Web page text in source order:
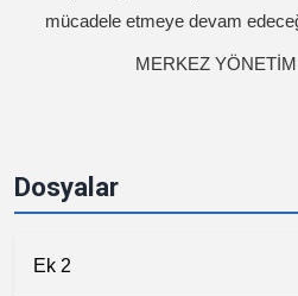
Dosyalar
Ek 2
mücadele etmeye devam
MERKEZ YÖNETİM